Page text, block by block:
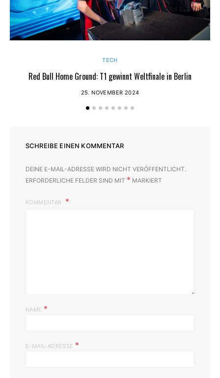
TECH
Red Bull Home Ground: T1 gewinnt Weltfinale in Berlin
25. NOVEMBER 2024
SCHREIBE EINEN KOMMENTAR
DEINE E-MAIL-ADRESSE WIRD NICHT VERÖFFENTLICHT.
ERFORDERLICHE FELDER SIND MIT * MARKIERT
KOMMENTAR
NAME *
E-MAIL-ADRESSE *